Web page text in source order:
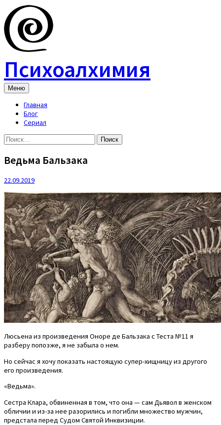
Skip
to
content
Психоалхимия
Меню
Главная
Блог
Сериал
Найти:
Ведьма Бальзака
22.09.2019
Люсьена из произведения Оноре де Бальзака с Теста №11 я
разберу попозже, я не забыла о нем.
Но сейчас я хочу показать настоящую супер-хищницу из другого
его произведения.
«Ведьма».
Сестра Клара, обвиненная в том, что она — сам Дьявол в женском
обличии и из-за нее разорились и погибли множество мужчин,
предстала перед Судом Святой Инквизиции.